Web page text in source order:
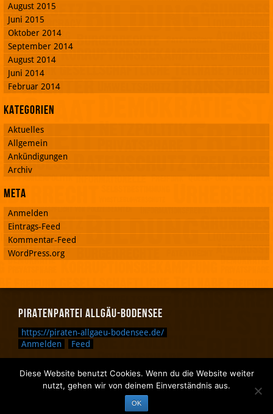
August 2015
Juni 2015
Oktober 2014
September 2014
August 2014
Juni 2014
Februar 2014
Kategorien
Aktuelles
Allgemein
Ankündigungen
Archiv
Meta
Anmelden
Eintrags-Feed
Kommentar-Feed
WordPress.org
Piratenpartei Allgäu-Bodensee
https://piraten-allgaeu-bodensee.de/
Anmelden
Feed
Zurück nach oben.
Zurück zum Anfang des Textes.
Zurück zur Sucheingabe.
Diese Website benutzt Cookies. Wenn du die Website weiter
nutzt, gehen wir von deinem Einverständnis aus.
OK